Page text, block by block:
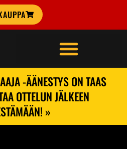
-ÄÄNESTYS ON TAAS
OTTELUN JÄLKEEN
»